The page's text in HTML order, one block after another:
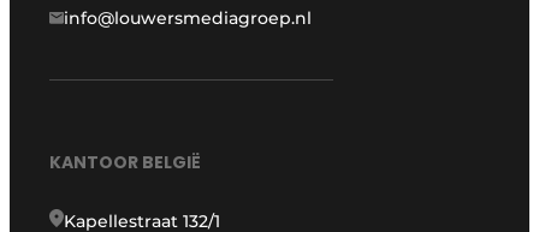
info@louwersmediagroep.nl
KANTOOR BELGIË
Kapellestraat 132/1